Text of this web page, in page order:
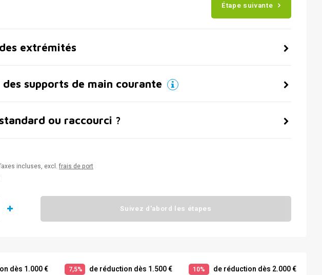
Étape suivante
extrémités
supports de main courante
ou raccourci ?
incluses, excl. frais de port
Suivez d'abord les étapes
dès 1.000 € 7,5% de réduction dès 1.500 € 10% de réduction dès 2.000 €